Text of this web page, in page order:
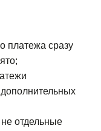
платежа сразу
дополнительных
отдельные